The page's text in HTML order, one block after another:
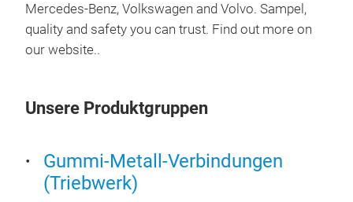
Mercedes-Benz, Volkswagen and Volvo. Sampel,
quality and safety you can trust. Find out more on
our website..
Unsere Produktgruppen
Gummi-Metall-Verbindungen
(Triebwerk)